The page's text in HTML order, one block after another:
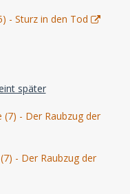
- Sturz in den Tod
später
- Der Raubzug der
- Der Raubzug der